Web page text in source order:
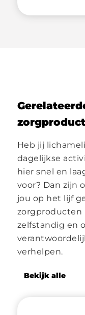
Heb jij
dagelijkse
hier snel en
voor? Dan zijn
jou op het lijf
zorgproducten
zelfstandig en
verhelpen.
Bekijk alle